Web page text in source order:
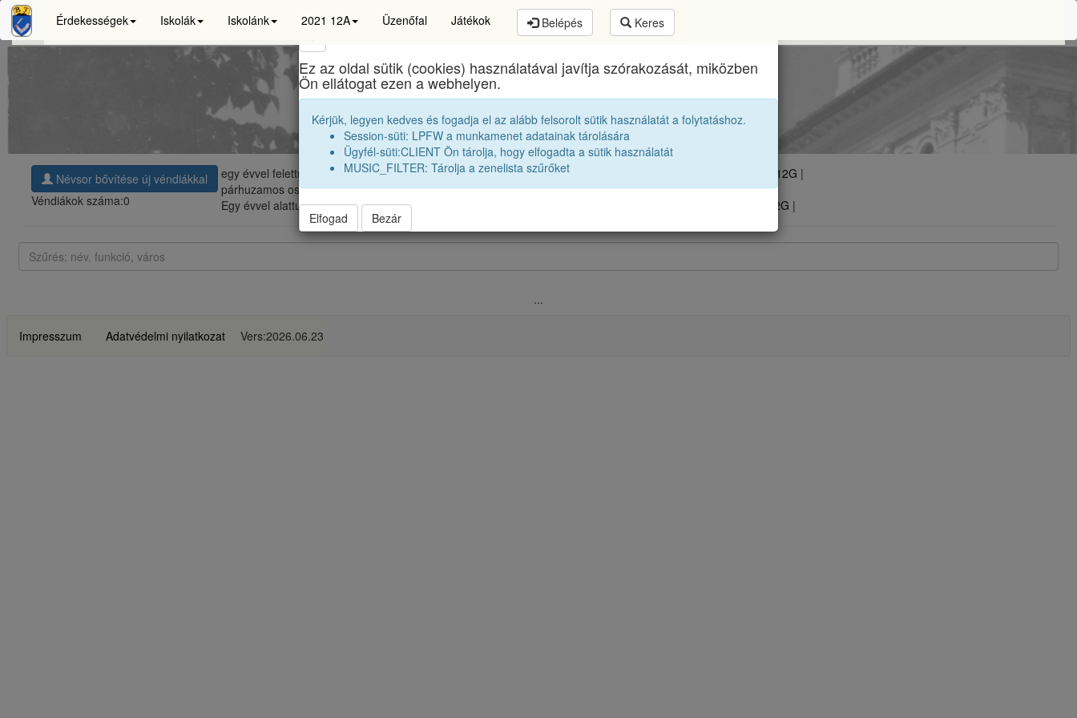
Érdekességek Iskolák Iskolánk 2021 12A Üzenőfal Játékok Belépés Keres
Bolyai Farkas Elméleti Líceumegykori diákjai 2021 12A
2021 12A Osztályfőnök: S. Teréz Emőke
Névsor bővítése új véndiákkal
Véndiákok száma:0
egy évvel felettünk, anagyobbak |2020 12A|2020 12B|2020 12C| 2020 12G |
párhuzamos osztályok|2021 12B|2021 12C|2021 12D|2021 12E|2021 12F|2021 12G|2021 12H|
Egy évvel alattunk, akissebbek |2022 12A 2022 12G |
...
Impresszum Adatvédelmi nyilatkozat Vers:2026.06.23
Ez az oldal sütik (cookies) használatával javítja szórakozását, miközben
Ön ellátogat ezen a webhelyen.
Kérjük, legyen kedves és fogadja el az alább felsorolt sütik használatát a folytatáshoz.
Session-süti: LPFW a munkamenet adatainak tárolására
Ügyfél-süti:CLIENT Ön tárolja, hogy elfogadta a sütik használatát
MUSIC_FILTER: Tárolja a zenelista szűrőket
Elfogad Bezár